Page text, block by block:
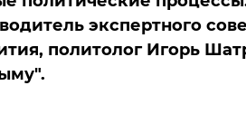
экспертного
политолог Игорь